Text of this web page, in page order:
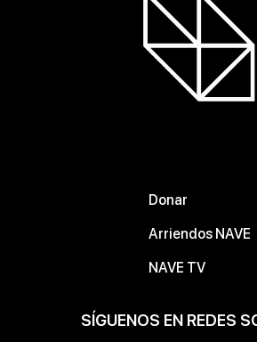
Donar
Arriendos NAVE
NAVE TV
SÍGUENOS EN REDES